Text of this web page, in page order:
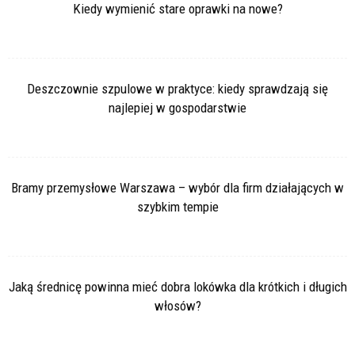
Kiedy wymienić stare oprawki na nowe?
Deszczownie szpulowe w praktyce: kiedy sprawdzają się
najlepiej w gospodarstwie
Bramy przemysłowe Warszawa – wybór dla firm działających w
szybkim tempie
Jaką średnicę powinna mieć dobra lokówka dla krótkich i długich
włosów?